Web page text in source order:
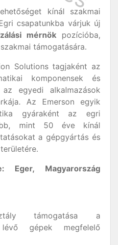
kínál szakmai
csapatunkba várjuk új
mérnök pozícióba,
támogatására.
Solutions tagjaként az
komponensek és
egyedi alkalmazások
Az Emerson egyik
gyáraként az egri
mint 50 éve kínál
a gépgyártás és
Eger, Magyarország
támogatása a
lévő gépek megfelelő